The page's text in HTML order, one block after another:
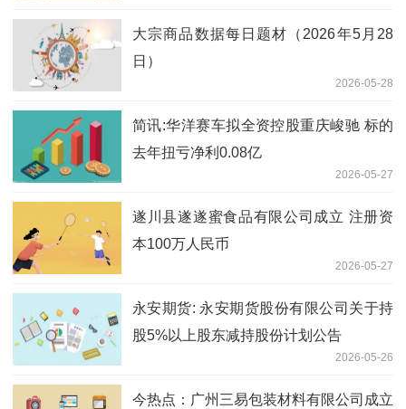
大宗商品数据每日题材（2026年5月28
日）​
2026-05-28
简讯:华洋赛车拟全资控股重庆峻驰 标的
去年扭亏净利0.08亿
2026-05-27
遂川县遂遂蜜食品有限公司成立 注册资
本100万人民币
2026-05-27
永安期货: 永安期货股份有限公司关于持
股5%以上股东减持股份计划公告
2026-05-26
今热点：广州三易包装材料有限公司成立